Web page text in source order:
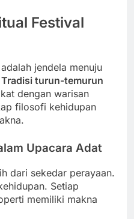
Festival
jendela menuju
Tradisi turun-temurun
dengan warisan
filosofi kehidupan
Upacara Adat
dari sekedar perayaan.
Setiap
memiliki makna